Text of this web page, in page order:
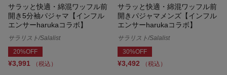
サラッと快適・綿混ワッフル前
開き5分袖パジャマ【インフル
エンサーharukaコラボ】
サラリスト/Salalist
20%OFF
¥3,991 （税込）
サラッと快適・綿混ワッフル前
開きパジャマメンズ【インフル
エンサーharukaコラボ】
サラリスト/Salalist
30%OFF
¥3,492 （税込）